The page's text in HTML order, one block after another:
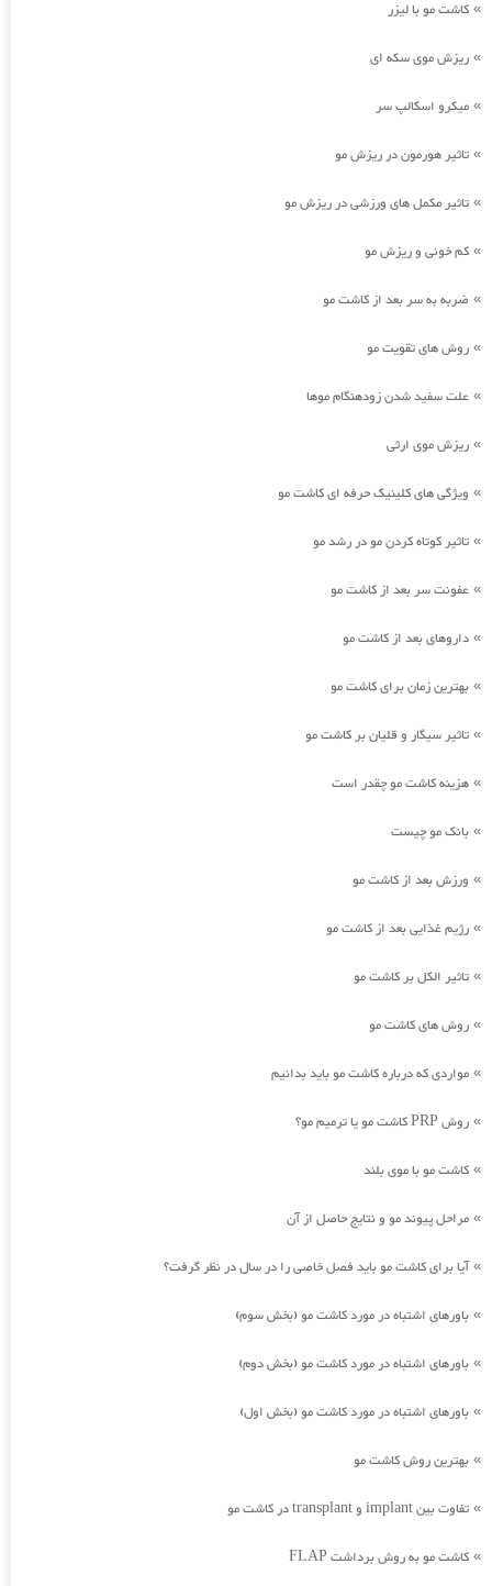
» کاشت مو با لیزر
» ریزش موی سکه ای
» میکرو اسکالپ سر
» تاثیر هورمون در ریزش مو
» تاثیر مکمل های ورزشی در ریزش مو
» کم خونی و ریزش مو
» ضربه به سر بعد از کاشت مو
» روش های تقویت مو
» علت سفید شدن زودهنگام موها
» ریزش موی ارثی
» ویژگی های کلینیک حرفه ای کاشت مو
» تاثیر کوتاه کردن مو در رشد مو
» عفونت سر بعد از کاشت مو
» داروهای بعد از کاشت مو
» بهترین زمان برای کاشت مو
» تاثیر سیگار و قلیان بر کاشت مو
» هزینه کاشت مو چقدر است
» بانک مو چیست
» ورزش بعد از کاشت مو
» رژیم غذایی بعد از کاشت مو
» تاثیر الکل بر کاشت مو
» روش های کاشت مو
» مواردی که درباره کاشت مو باید بدانیم
» روش PRP کاشت مو یا ترمیم مو؟
» کاشت مو با موی بلند
» مراحل پیوند مو و نتایج حاصل از آن
»آیا برای کاشت مو باید فصل خاصی را در سال در نظر گرفت؟
» باورهای اشتباه در مورد کاشت مو (بخش سوم)
» باورهای اشتباه در مورد کاشت مو (بخش دوم)
» باورهای اشتباه در مورد کاشت مو (بخش اول)
» بهترین روش کاشت مو
» تفاوت بین implant و transplant در کاشت مو
» کاشت مو به روش برداشت FLAP